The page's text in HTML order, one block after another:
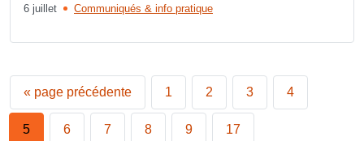
6 juillet Communiqués & info pratique
« page précédente 1 2 3 4
5 6 7 8 9 17